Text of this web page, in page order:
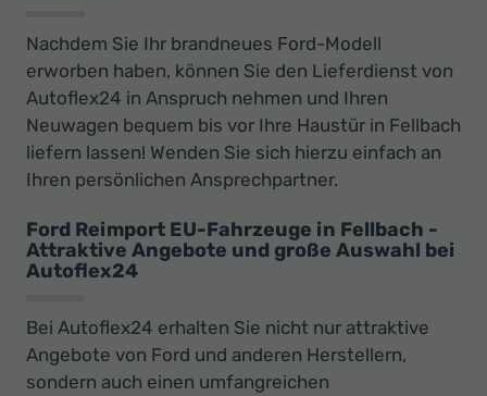
Nachdem Sie Ihr brandneues Ford-Modell
erworben haben, können Sie den Lieferdienst von
Autoflex24 in Anspruch nehmen und Ihren
Neuwagen bequem bis vor Ihre Haustür in Fellbach
liefern lassen! Wenden Sie sich hierzu einfach an
Ihren persönlichen Ansprechpartner.
Ford Reimport EU-Fahrzeuge in Fellbach -
Attraktive Angebote und große Auswahl bei
Autoflex24
Bei Autoflex24 erhalten Sie nicht nur attraktive
Angebote von Ford und anderen Herstellern,
sondern auch einen umfangreichen